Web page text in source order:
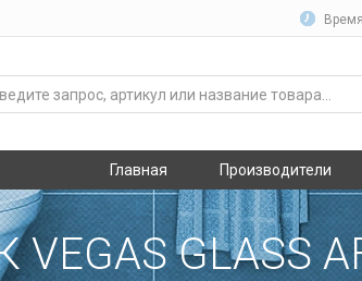
Главная Производители
GLASS